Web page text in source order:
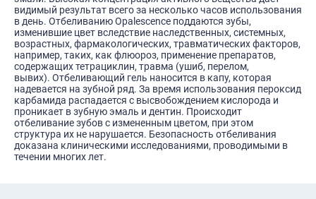
видимый результат всего за несколько часов использования
в день. Отбеливанию Оpalescence поддаются зубы,
изменившие цвет вследствие наследственных, системных,
возрастных, фармакологических, травматических факторов,
например, таких, как флюороз, применение препаратов,
содержащих тетрациклин, травма (ушиб, перелом,
вывих). Отбеливающий гель наносится в капу, которая
надевается на зубной ряд. За время использования пероксид
карбамида распадается с высвобождением кислорода и
проникает в зубную эмаль и дентин. Происходит
отбеливание зубов с измененным цветом, при этом
структура их не нарушается. Безопасность отбеливания
доказана клиническими исследованиями, проводимыми в
течении многих лет.